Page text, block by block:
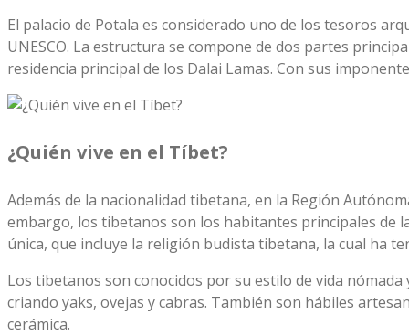
El palacio de Potala es considerado uno de los tesoros
UNESCO. La estructura se compone de dos partes
residencia principal de los Dalai Lamas. Con sus
¿Quién vive en el Tíbet?
Además de la nacionalidad tibetana, en la Región
embargo, los tibetanos son los habitantes principales de
única, que incluye la religión budista tibetana, la cual ha
Los tibetanos son conocidos por su estilo de vida
criando yaks, ovejas y cabras. También son hábiles
cerámica.